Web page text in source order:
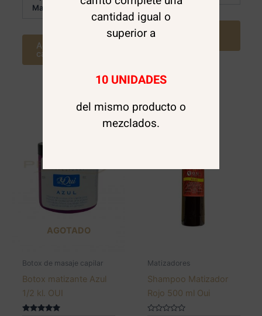
Mayor:
$17.500
Agregar al
carrito
AGOTADO
Botox de masaje capilar
Botox matizante Azul
1/2 kl. OUI
Matizadores
Shampoo Matizador
Rojo 500 ml Oui
cantidad igual o
superior a
10 UNIDADES
del mismo producto o
mezclados.